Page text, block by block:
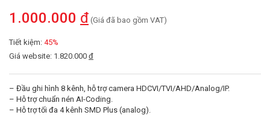
1.000.000 đ (Giá đã bao gồm VAT)
Tiết kiệm: 45%
Giá website: 1.820.000 đ
– Đầu ghi hình 8 kênh, hỗ trợ camera HDCVI/TVI/AHD/Analog/IP.
– Hỗ trợ chuẩn nén AI-Coding.
– Hỗ trợ tối đa 4 kênh SMD Plus (analog).